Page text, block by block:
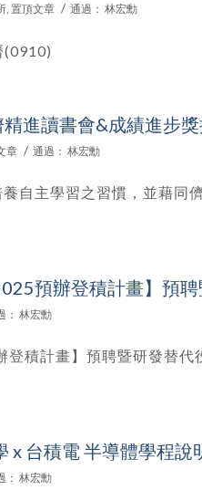
, 置頂文章 / 通過： 林宏勳
(0910)
精進讀書會&成績進步
章 / 通過： 林宏勳
自主學習之習慣，並藉同
預辦登積計畫】預
： 林宏勳
登積計畫】預聘暨研發替代
x 台積電 半導體學程說
： 林宏勳